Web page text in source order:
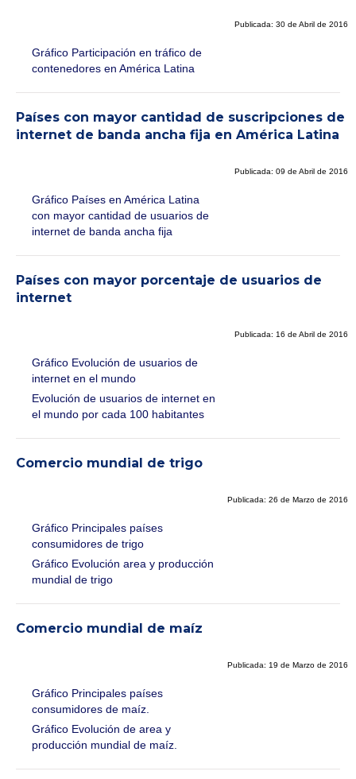
Publicada: 30 de Abril de 2016
Gráfico Participación en tráfico de
contenedores en América Latina
Países con mayor cantidad de suscripciones de
internet de banda ancha fija en América Latina
Publicada: 09 de Abril de 2016
Gráfico Países en América Latina
con mayor cantidad de usuarios de
internet de banda ancha fija
Países con mayor porcentaje de usuarios de
internet
Publicada: 16 de Abril de 2016
Gráfico Evolución de usuarios de
internet en el mundo
Evolución de usuarios de internet en
el mundo por cada 100 habitantes
Comercio mundial de trigo
Publicada: 26 de Marzo de 2016
Gráfico Principales países
consumidores de trigo
Gráfico Evolución area y producción
mundial de trigo
Comercio mundial de maíz
Publicada: 19 de Marzo de 2016
Gráfico Principales países
consumidores de maíz.
Gráfico Evolución de area y
producción mundial de maíz.